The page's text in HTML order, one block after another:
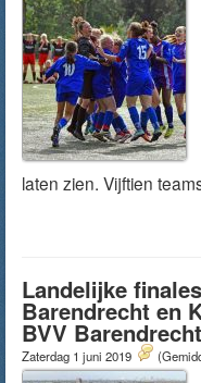
laten zien. Vijftien
Landelijke
Barendrecht en
BVV Barendrecht
Zaterdag 1 juni 2019